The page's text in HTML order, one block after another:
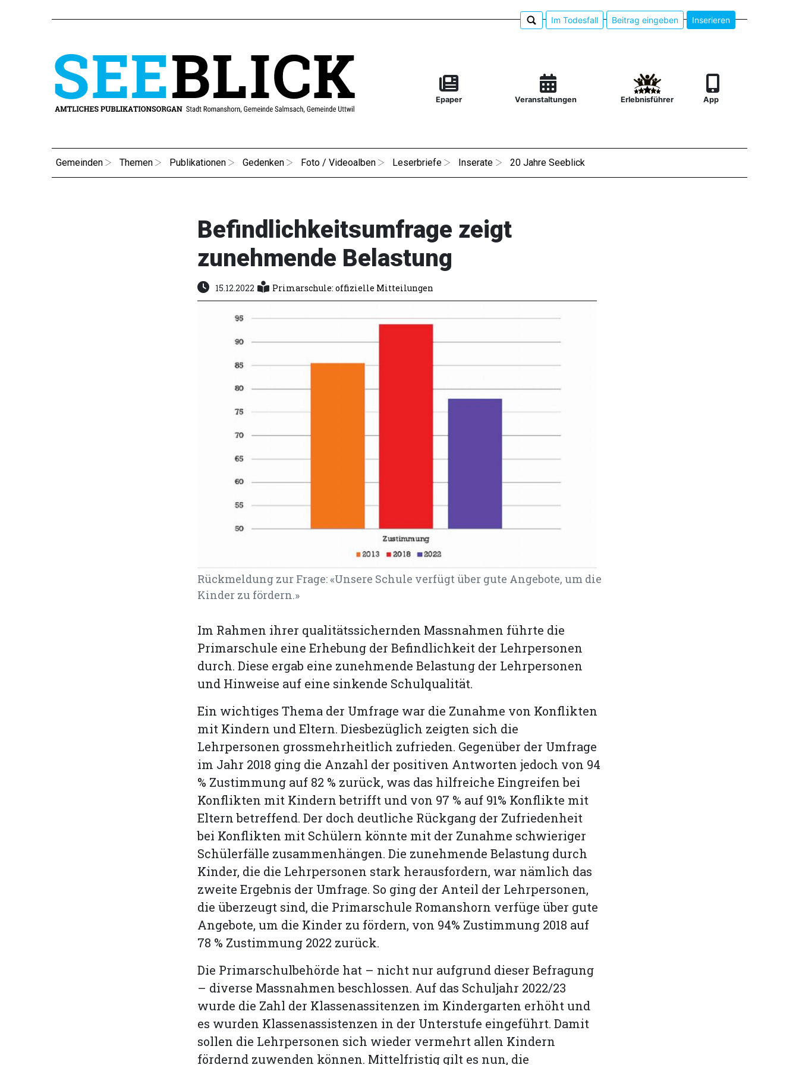
Im Todesfall Beitrag eingeben Inserieren
Epaper Veranstaltungen Erlebnisführer App
Gemeinden Themen Publikationen Gedenken Foto / Videoalben Leserbriefe Inserate 20 Jahre Seeblick
Befindlichkeitsumfrage zeigt
zunehmende Belastung
15.12.2022 Primarschule: offizielle Mitteilungen
Rückmeldung zur Frage: «Unsere Schule verfügt über gute Angebote, um die
Kinder zu fördern.»
Im Rahmen ihrer qualitätssichernden Massnahmen führte die
Primarschule eine Erhebung der Befindlichkeit der Lehrpersonen
durch. Diese ergab eine zunehmende Belastung der Lehrpersonen
und Hinweise auf eine sinkende Schulqualität.
Ein wichtiges Thema der Umfrage war die Zunahme von Konflikten
mit Kindern und Eltern. Diesbezüglich zeigten sich die
Lehrpersonen grossmehrheitlich zufrieden. Gegenüber der Umfrage
im Jahr 2018 ging die Anzahl der positiven Antworten jedoch von 94
% Zustimmung auf 82 % zurück, was das hilfreiche Eingreifen bei
Konflikten mit Kindern betrifft und von 97 % auf 91% Konflikte mit
Eltern betreffend. Der doch deutliche Rückgang der Zufriedenheit
bei Konflikten mit Schülern könnte mit der Zunahme schwieriger
Schülerfälle zusammenhängen. Die zunehmende Belastung durch
Kinder, die die Lehrpersonen stark herausfordern, war nämlich das
zweite Ergebnis der Umfrage. So ging der Anteil der Lehrpersonen,
die überzeugt sind, die Primarschule Romanshorn verfüge über gute
Angebote, um die Kinder zu fördern, von 94% Zustimmung 2018 auf
78 % Zustimmung 2022 zurück.
Die Primarschulbehörde hat – nicht nur aufgrund dieser Befragung
– diverse Massnahmen beschlossen. Auf das Schuljahr 2022/23
wurde die Zahl der Klassenassitenzen im Kindergarten erhöht und
es wurden Klassenassistenzen in der Unterstufe eingeführt. Damit
sollen die Lehrpersonen sich wieder vermehrt allen Kindern
fördernd zuwenden können. Mittelfristig gilt es nun, die